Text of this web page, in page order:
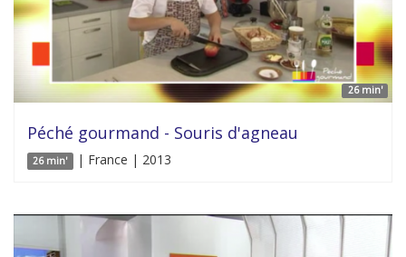
26 min'
Péché gourmand - Souris d'agneau
26 min' | France | 2013